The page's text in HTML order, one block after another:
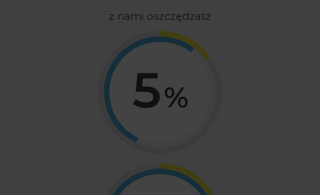
z nami oszczędzasz